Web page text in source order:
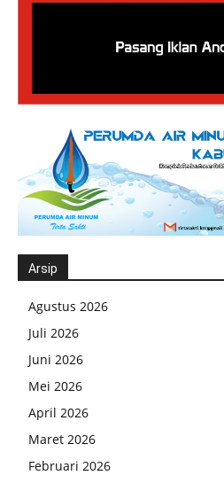
Arsip
Agustus 2026
Juli 2026
Juni 2026
Mei 2026
April 2026
Maret 2026
Februari 2026